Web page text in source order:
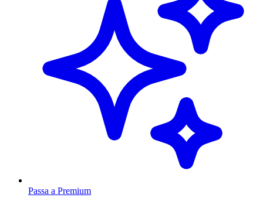
Passa a Premium